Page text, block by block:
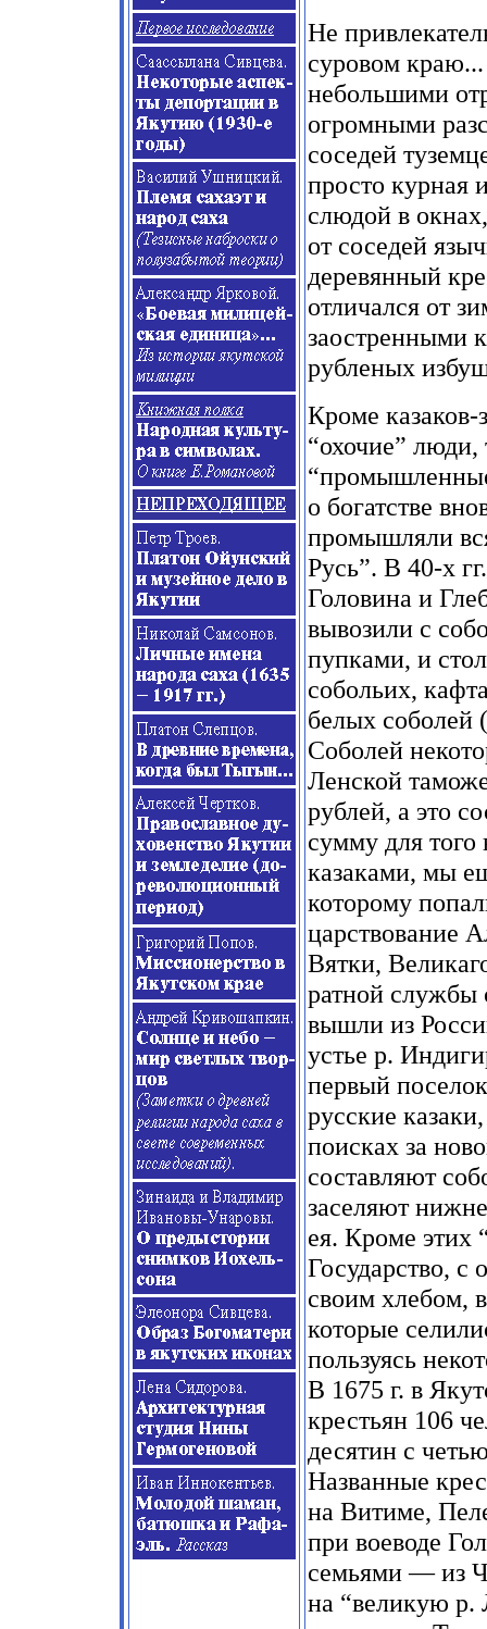
Не
суровом
небольшими
огромными
соседей
просто курная
слюдой в
от соседей
деревянный
отличался от
заостренными
рубленых
Кроме казаков-
“охочие” люди,
о богатстве
промышляли
Русь”. В 40-х
Головина и
вывозили с
пупками, и
собольих,
белых соболей
Соболей
Ленской
рублей, а это
сумму для того
казаками, мы
которому
царствование
Вятки,
ратной службы
вышли из
устье р.
первый
русские
поисках за
составляют
заселяют
ея. Кроме этих
Государство, с
своим хлебом,
которые
пользуясь
В 1675 г. в
крестьян 106
десятин с
Названные
на Витиме,
при воеводе
семьями — из
на “великую р.